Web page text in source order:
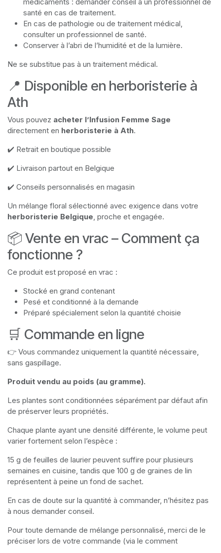
santé en cas de traitement.
En cas de pathologie ou de traitement médical,
consulter un professionnel de santé.
Conserver à l’abri de l’humidité et de la lumière.
Ne se substitue pas à un traitement médical.
📍 Disponible en herboristerie à
Ath
Vous pouvez acheter l’Infusion Femme Sage
directement en herboristerie à Ath.
✔️ Retrait en boutique possible
✔️ Livraison partout en Belgique
✔️ Conseils personnalisés en magasin
Un mélange floral sélectionné avec exigence dans votre
herboristerie Belgique, proche et engagée.
📦 Vente en vrac – Comment ça
fonctionne ?
Ce produit est proposé en vrac :
Stocké en grand contenant
Pesé et conditionné à la demande
Préparé spécialement selon la quantité choisie
🛒 Commande en ligne
👉 Vous commandez uniquement la quantité nécessaire,
sans gaspillage.
Produit vendu au poids (au gramme).
Les plantes sont conditionnées séparément par défaut afin
de préserver leurs propriétés.
Chaque plante ayant une densité différente, le volume peut
varier fortement selon l’espèce :
15 g de feuilles de laurier peuvent suffire pour plusieurs
semaines en cuisine, tandis que 100 g de graines de lin
représentent à peine un fond de sachet.
En cas de doute sur la quantité à commander, n’hésitez pas
à nous demander conseil.
Pour toute demande de mélange personnalisé, merci de le
préciser lors de votre commande (via le comment